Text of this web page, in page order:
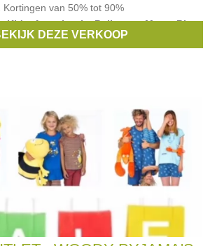
van 50% tot 90%
Kids,Anne kurris,Bellerose,Maan,Rita
DEZE VERKOOP